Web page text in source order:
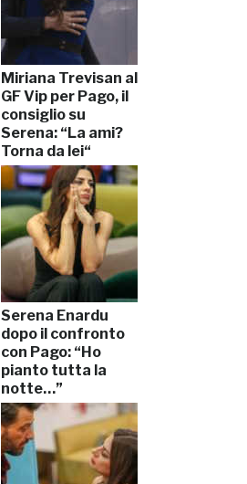
Miriana Trevisan al
GF Vip per Pago, il
consiglio su
Serena: “La ami?
Torna da lei“
Serena Enardu
dopo il confronto
con Pago: “Ho
pianto tutta la
notte…”